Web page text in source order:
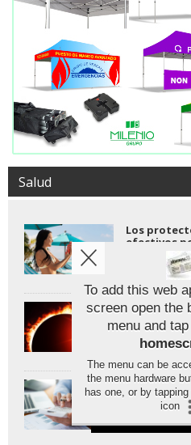
Salud
Los
efectivos
Proteger la
solar:
La salud
de las
jamás
Aviso sobre el
Utilizamos
funcionamiento
lista de cookies y
nuestra Política de
Aceptar
To add this web
screen open the
menu and
The menu can be
the menu hardware
has one, or by
icon